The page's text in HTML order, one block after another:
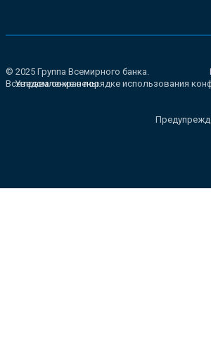
© 2025 Группа Всемирного банка.
Все права сохранены.
Уведомление о порядке использования